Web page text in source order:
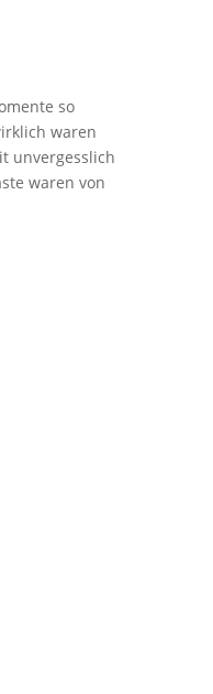
so
waren
unvergesslich
waren von